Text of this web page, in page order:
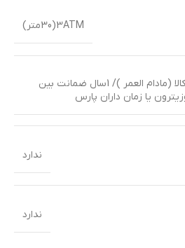
3ATM(30متر)
ضمانت اصالت کالا (مادام العمر )/ 1سال ضمانت بین
یا زمان داران پارس
ندارد
ندارد